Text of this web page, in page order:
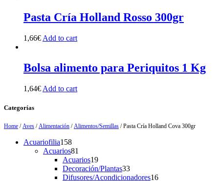
Pasta Cría Holland Rosso 300gr
1,66€ Add to cart
Bolsa alimento para Periquitos 1 Kg
1,64€ Add to cart
Categorías
Home /Aves /Alimentación /Alimentos/Semillas / Pasta Cría Holland Cova 300gr
Acuariofilia158158
products
Acuarios81
products
Acuarios1919
products
Decoración/Plantas3333
products
Difusores/Acondicionadores1616